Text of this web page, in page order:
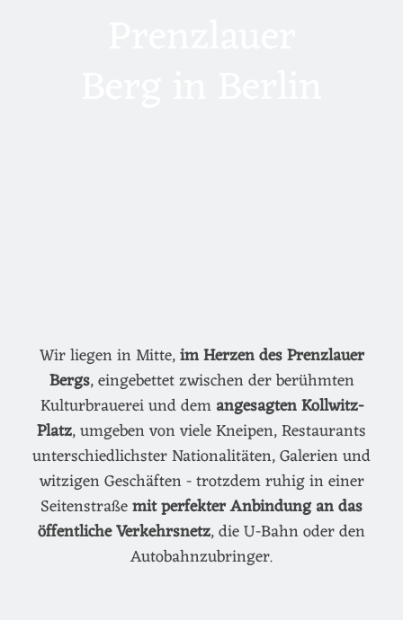
Wir liegen in Mitte,im Herzen des Prenzlauer
Bergs, eingebettet zwischen der berühmten
Kulturbrauerei und demangesagten Kollwitz-
Platz, umgeben von viele Kneipen, Restaurants
unterschiedlichster Nationalitäten, Galerien und
witzigen Geschäften - trotzdem ruhig in einer
Seitenstraßemit perfekter Anbindung an das
öffentliche Verkehrsnetz, die U-Bahn oder den
Autobahnzubringer.